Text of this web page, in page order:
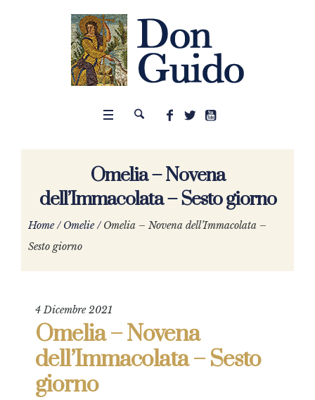
Omelia – Novena
dell’Immacolata – Sesto giorno
Home /Omelie /Omelia – Novena dell’Immacolata –
Sesto giorno
4 Dicembre 2021
Omelia – Novena
dell’Immacolata – Sesto
giorno